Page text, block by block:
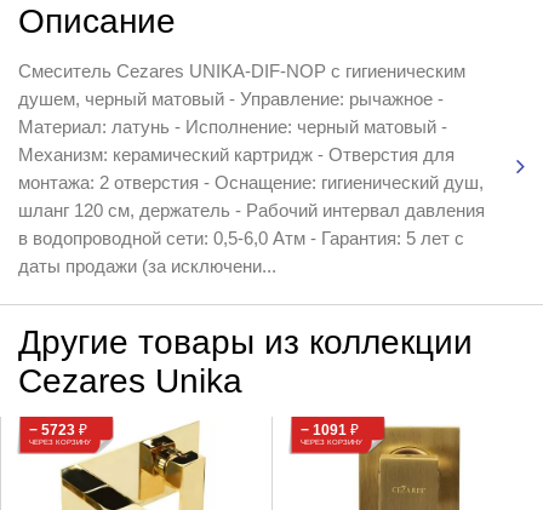
Описание
Смеситель Cezares UNIKA-DIF-NOP с гигиеническим
душем, черный матовый - Управление: рычажное -
Материал: латунь - Исполнение: черный матовый -
Механизм: керамический картридж - Отверстия для
монтажа: 2 отверстия - Оснащение: гигиенический душ,
шланг 120 см, держатель - Рабочий интервал давления
в водопроводной сети: 0,5-6,0 Атм - Гарантия: 5 лет с
даты продажи (за исключени...
Другие товары из коллекции
Cezares Unika
− 5723 ₽
ЧЕРЕЗ КОРЗИНУ
− 1091 ₽
ЧЕРЕЗ КОРЗИНУ